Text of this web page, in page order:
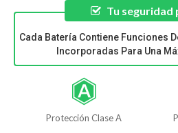
Tu seguridad
Cada Batería Contiene Funciones
Incorporadas Para Una
Protección Clase A